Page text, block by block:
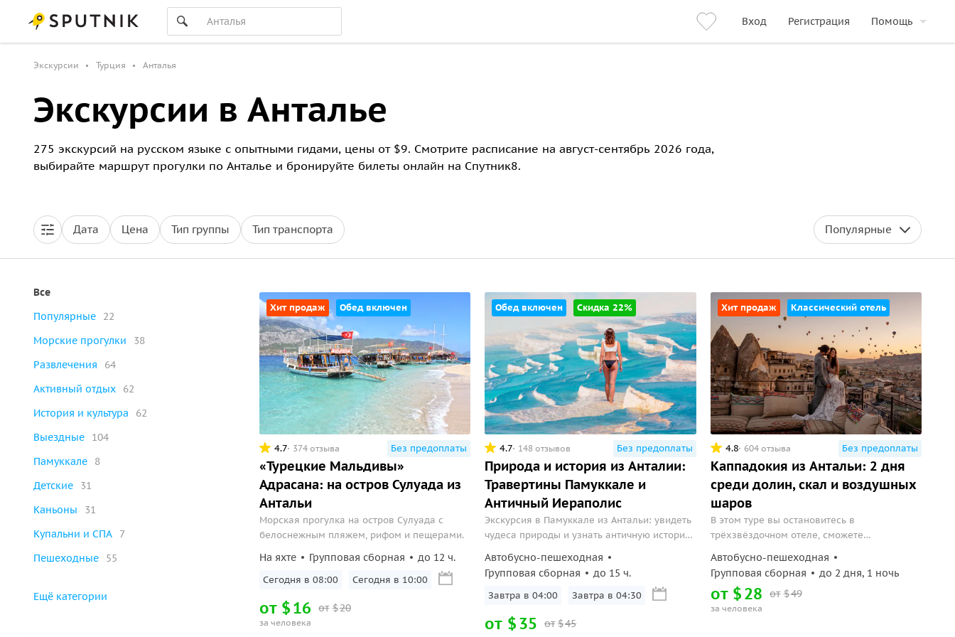
Вход Регистрация Помощь
Экскурсии Турция Анталья
Экскурсии в Анталье
275 экскурсий на русском языке с опытными гидами, цены от $9. Смотрите расписание на август-сентябрь 2026 года,
выбирайте маршрут прогулки по Анталье и бронируйте билеты онлайн на Спутник8.
Дата Цена Тип группы Тип транспорта Популярные
Все
Популярные
22
Морские прогулки
38
Развлечения
64
Активный отдых
62
История и культура
62
Выездные
104
Памуккале
8
Детские
31
Каньоны
31
Купальни и СПА
7
Пешеходные
55
Ещё категории
Хит продаж Обед включен
4.7 374 отзыва Без предоплаты
«Турецкие Мальдивы»
Адрасана: на остров Сулуада из
Антальи
Морская прогулка на остров Сулуада с
белоснежным пляжем, рифом и пещерами.
На яхте Групповая сборная до 12 ч.
Сегодня в 08:00 Сегодня в 10:00
от $20
от $16
за человека
Обед включен Скидка 22%
4.7 148 отзывов Без предоплаты
Природа и история из Анталии:
Травертины Памуккале и
Античный Иераполис
Экскурсия в Памуккале из Антальи: увидеть
чудеса природы и узнать античную историю.
Автобусно-пешеходная
Групповая сборная
до 15 ч.
Завтра в 04:00 Завтра в 04:30
от $45
от $35
Хит продаж Классический отель
4.8 604 отзыва Без предоплаты
Каппадокия из Антальи: 2 дня
среди долин, скал и воздушных
шаров
В этом туре вы остановитесь в
трёхзвёздочном отеле, сможете
региона и открыть для себя местную кухню.
Автобусно-пешеходная
Групповая сборная
до 2 дня, 1 ночь
от $49
от $28
за человека